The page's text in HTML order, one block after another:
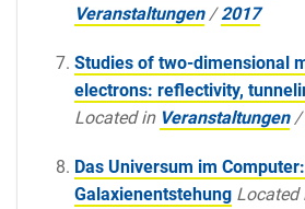
Veranstaltungen /2017
Studies of two-dimensional
electrons: reflectivity,
Located in Veranstaltungen /
Das Universum im
Galaxienentstehung Located